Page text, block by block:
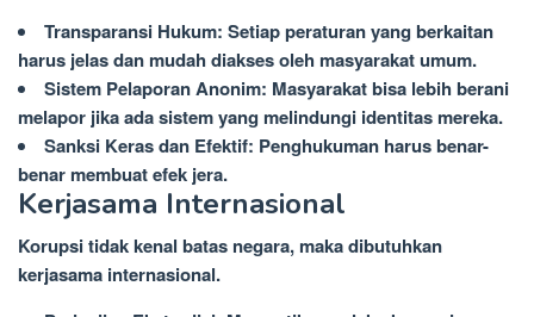
Transparansi Hukum: Setiap peraturan yang berkaitan
harus jelas dan mudah diakses oleh masyarakat umum.
Sistem Pelaporan Anonim: Masyarakat bisa lebih berani
melapor jika ada sistem yang melindungi identitas mereka.
Sanksi Keras dan Efektif: Penghukuman harus benar-
benar membuat efek jera.
Kerjasama Internasional
Korupsi tidak kenal batas negara, maka dibutuhkan
kerjasama internasional.